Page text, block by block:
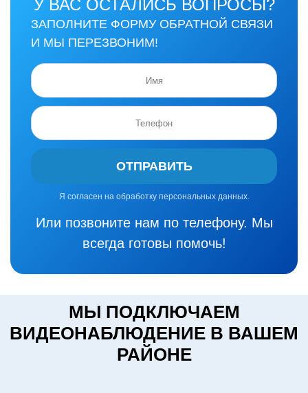
У ВАС ОСТАЛИСЬ ВОПРОСЫ?
ЗАПОЛНИТЕ ФОРМУ ОБРАТНОЙ СВЯЗИ
И МЫ ПЕРЕЗВОНИМ!
ОТПРАВИТЬ
Я согласен на обработку персональных данных.
Или позвоните нам по телефону. Мы
всегда готовы помочь!
МЫ ПОДКЛЮЧАЕМ
ВИДЕОНАБЛЮДЕНИЕ В ВАШЕМ
РАЙОНЕ